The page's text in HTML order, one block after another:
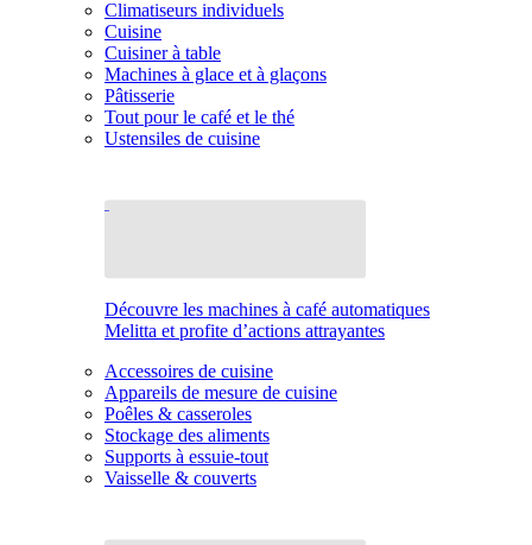
Climatiseurs individuels
Cuisine
Cuisiner à table
Machines à glace et à glaçons
Pâtisserie
Tout pour le café et le thé
Ustensiles de cuisine
Découvre les machines à café automatiques
Melitta et profite d’actions attrayantes
Accessoires de cuisine
Appareils de mesure de cuisine
Poêles & casseroles
Stockage des aliments
Supports à essuie-tout
Vaisselle & couverts